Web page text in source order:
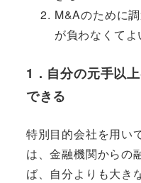
M&Aのために
が負わなくてよ
1．自分の元手以
できる
特別目的会社を用い
は、金融機関からの
ば、自分よりも大き